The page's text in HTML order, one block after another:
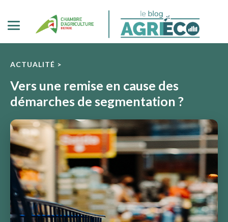
ACTUALITÉ >
Vers une remise en cause des
démarches de segmentation ?